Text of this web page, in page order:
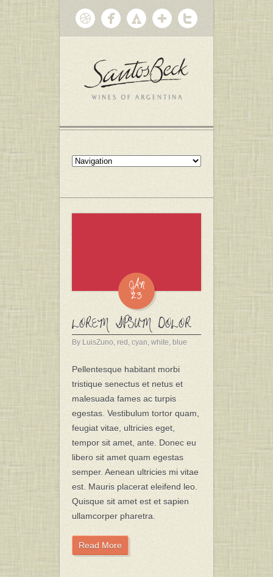
JAN
23
LOREM IPSUM DOLOR
By LuisZuno, red cyan white blue
Pellentesque habitant morbi
tristique senectus et netus et
malesuada fames ac turpis
egestas. Vestibulum tortor quam,
feugiat vitae, ultricies eget,
tempor sit amet, ante. Donec eu
libero sit amet quam egestas
semper. Aenean ultricies mi vitae
est. Mauris placerat eleifend leo.
Quisque sit amet est et sapien
ullamcorper pharetra.
Read More